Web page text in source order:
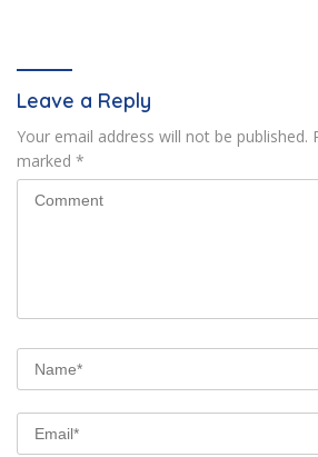
Leave a Reply
Your email address will not be published.
marked *